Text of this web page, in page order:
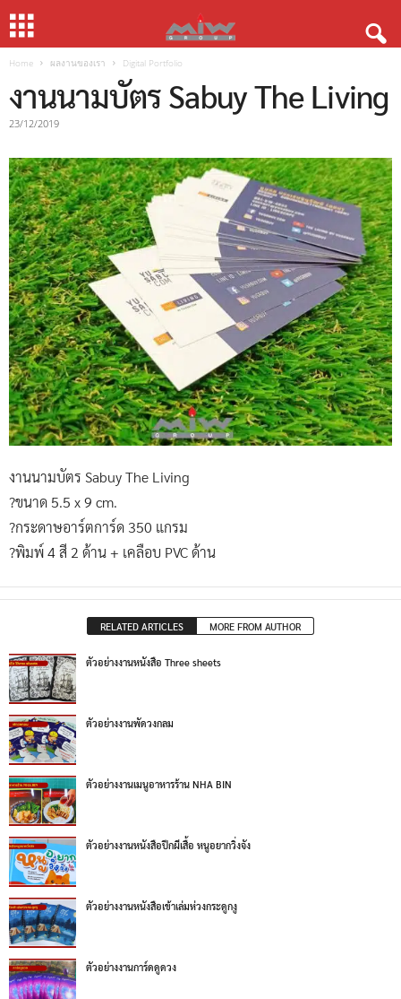
Home ผลงานของเรา Digital Portfolio
งานนามบัตร Sabuy The Living
23/12/2019
งานนามบัตร Sabuy The Living
?ขนาด 5.5 x 9 cm.
?กระดาษอาร์ตการ์ด 350 แกรม
?พิมพ์ 4 สี 2 ด้าน + เคลือบ PVC ด้าน
RELATED ARTICLES MORE FROM AUTHOR
ตัวอย่างงานหนังสือ Three sheets
ตัวอย่างงานพัดวงกลม
ตัวอย่างงานเมนูอาหารร้าน NHA BIN
ตัวอย่างงานหนังสือปีกผีเสื้อ หนูอยากวิ่งจัง
ตัวอย่างงานหนังสือเข้าเล่มห่วงกระดูกงู
ตัวอย่างงานการ์ดดูดวง